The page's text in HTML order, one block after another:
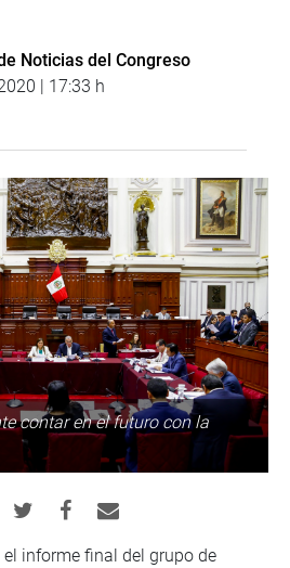
Noticias del Congreso
| 17:33 h
contar en el futuro con la
informe final del grupo de